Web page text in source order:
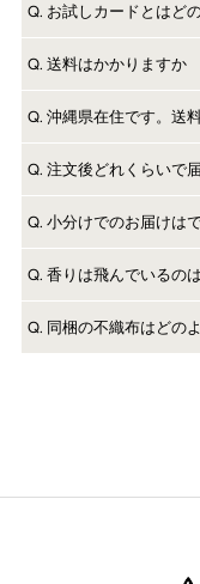
Q. お試しカードとはど
A. 名刺サイズほどで厚
カードに香りを塗布後
Q. 送料はかかりますか
A. かかります。
あり)250円どちらかを
Q. 沖縄県在住です。送
A. 北海道、沖縄、離島
Q. 注文後どれくらいで
A. ご注文後5以内の発送
時間がかかる場合がご
あらかじめご了承くださ
Q. 小分けでのお届けは
A. 暮らしと香りでは【
Q. 香りは飛んでいるの
A. 当店のカードは香り
Q. 同梱の不織布はどの